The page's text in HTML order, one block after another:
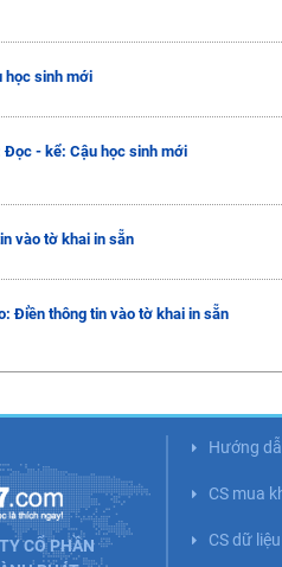
học sinh mới
Đọc - kể: Cậu học sinh mới
vào tờ khai in sẵn
Điền thông tin vào tờ khai in sẵn
CỔ PHẦN
Hướng
CS mua
CS dữ